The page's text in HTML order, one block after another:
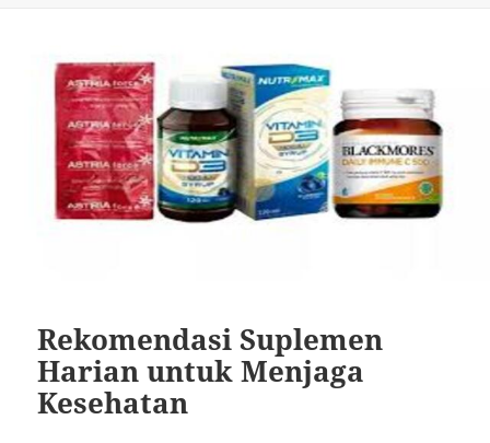
Rekomendasi Suplemen
Harian untuk Menjaga
Kesehatan